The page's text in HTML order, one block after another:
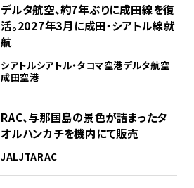
デルタ航空、約7年ぶりに成田線を復
活。2027年3月に成田・シアトル線就
航
シアトルシアトル・タコマ空港デルタ航空
成田空港
RAC、与那国島の景色が詰まったタ
オルハンカチを機内にて販売
JALJTARAC